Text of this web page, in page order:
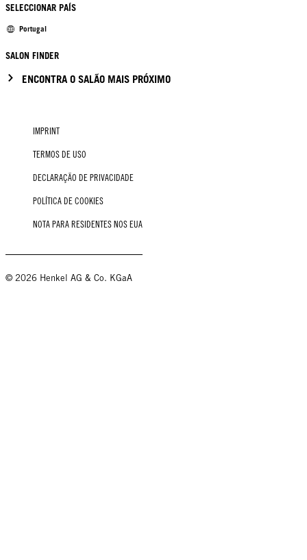
SELECCIONAR PAÍS
Portugal
SALON FINDER
ENCONTRA O SALÃO MAIS PRÓXIMO
IMPRINT
TERMOS DE USO
DECLARAÇÃO DE PRIVACIDADE
POLÍTICA DE COOKIES
NOTA PARA RESIDENTES NOS EUA
© 2026 Henkel AG & Co. KGaA